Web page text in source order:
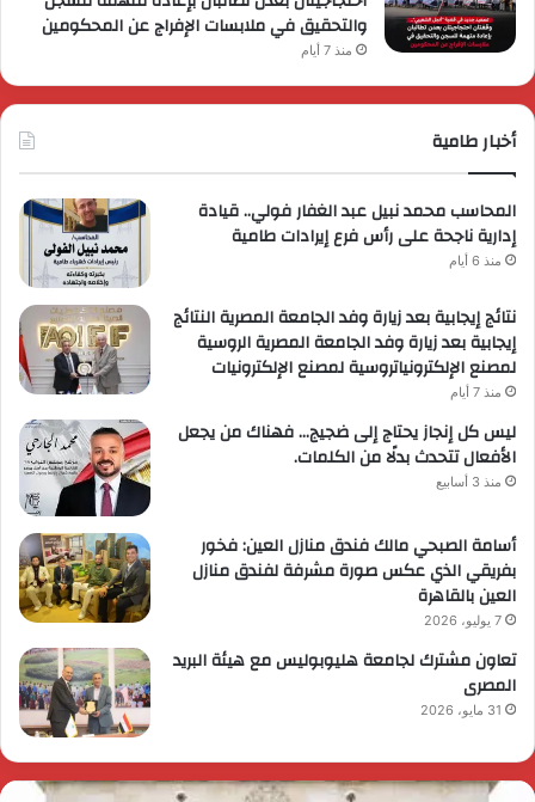
والتحقيق في ملابسات الإفراج عن المحكومين
منذ 7 أيام
أخبار طامية
المحاسب محمد نبيل عبد الغفار فولي.. قيادة
إدارية ناجحة على رأس فرع إيرادات طامية
منذ 6 أيام
نتائج إيجابية بعد زيارة وفد الجامعة المصرية النتائج
إيجابية بعد زيارة وفد الجامعة المصرية الروسية
لمصنع الإلكترونياتروسية لمصنع الإلكترونيات
منذ 7 أيام
ليس كل إنجاز يحتاج إلى ضجيج… فهناك من يجعل
الأفعال تتحدث بدلًا من الكلمات.
منذ 3 أسابيع
أسامة الصبحي مالك فندق منازل العين: فخور
بفريقي الذي عكس صورة مشرفة لفندق منازل
العين بالقاهرة
7 يوليو، 2026
تعاون مشترك لجامعة هليوبوليس مع هيئة البريد
المصرى
31 مايو، 2026
الحرس